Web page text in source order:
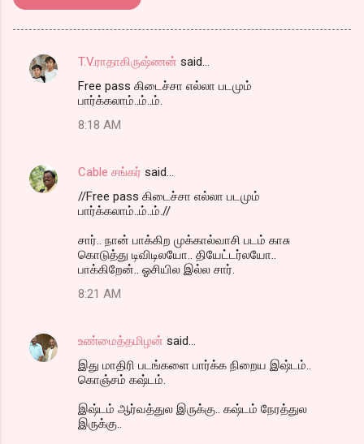
C
n
T.V.ராதாகிருஷ்ணன் said…
Free pass கிடைச்சா எல்லா படமும்
பார்க்கலாம்..ம்..ம்.
8:18 AM
Cable சங்கர் said…
//Free pass கிடைச்சா எல்லா படமும்
பார்க்கலாம்..ம்..ம்.//
சார்.. நான் பாக்கிற முக்கால்வாசி படம் காசு
கொடுத்து டிவிடிலயோ.. தியேட்டர்லயோ..
பாக்கிறேன்.. ஓசியில இல்ல சார்.
8:21 AM
உண்மைத்தமிழன் said…
இது மாதிரி படங்களை பார்க்க நிறைய இஷ்டம்..
கொஞ்சம் கஷ்டம்.
இஷ்டம் ஆர்வத்துல இருக்கு.. கஷ்டம் நேரத்துல
இருக்கு..